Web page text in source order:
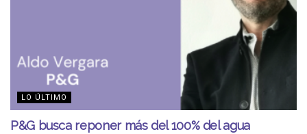
LO ÚLTIMO
P&G busca reponer más del 100% del agua